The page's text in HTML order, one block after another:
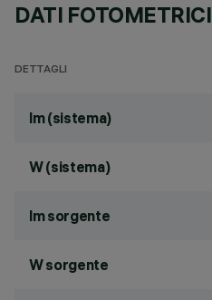
DATI FOTOMETRICI
DETTAGLI
lm (sistema)
W (sistema)
lm sorgente
W sorgente